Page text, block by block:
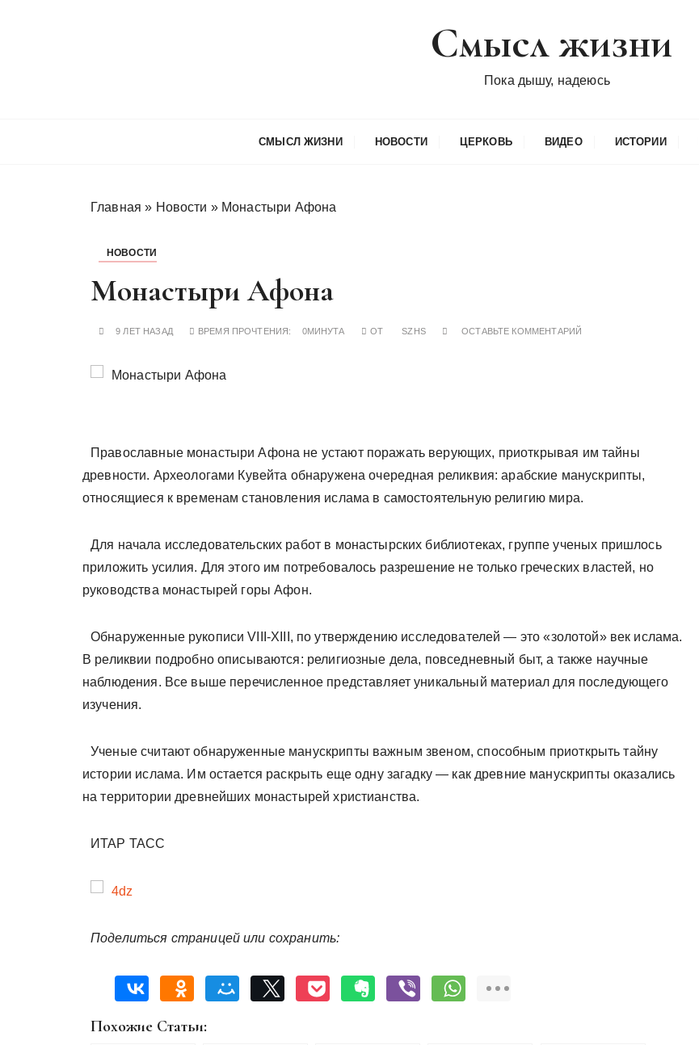
Смысл жизни
Пока дышу, надеюсь
СМЫСЛ ЖИЗНИ НОВОСТИ ЦЕРКОВЬ ВИДЕО ИСТОРИИ
Главная » Новости » Монастыри Афона
НОВОСТИ
Монастыри Афона
9 ЛЕТ НАЗАД ВРЕМЯ ПРОЧТЕНИЯ: 0МИНУТА ОТ SZHS ОСТАВЬТЕ КОММЕНТАРИЙ
Православные монастыри Афона не устают поражать верующих, приоткрывая им тайны
древности. Археологами Кувейта обнаружена очередная реликвия: арабские манускрипты,
относящиеся к временам становления ислама в самостоятельную религию мира.
Для начала исследовательских работ в монастырских библиотеках, группе ученых пришлось
приложить усилия. Для этого им потребовалось разрешение не только греческих властей, но
руководства монастырей горы Афон.
Обнаруженные рукописи VIII-XIII, по утверждению исследователей — это «золотой» век ислама.
В реликвии подробно описываются: религиозные дела, повседневный быт, а также научные
наблюдения. Все выше перечисленное представляет уникальный материал для последующего
изучения.
Ученые считают обнаруженные манускрипты важным звеном, способным приоткрыть тайну
истории ислама. Им остается раскрыть еще одну загадку — как древние манускрипты оказались
на территории древнейших монастырей христианства.
ИТАР ТАСС
Поделиться страницей или сохранить:
Похожие Статьи: